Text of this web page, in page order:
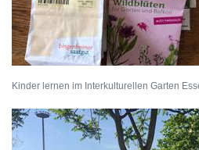
Kinder lernen im Interkulturellen Garten